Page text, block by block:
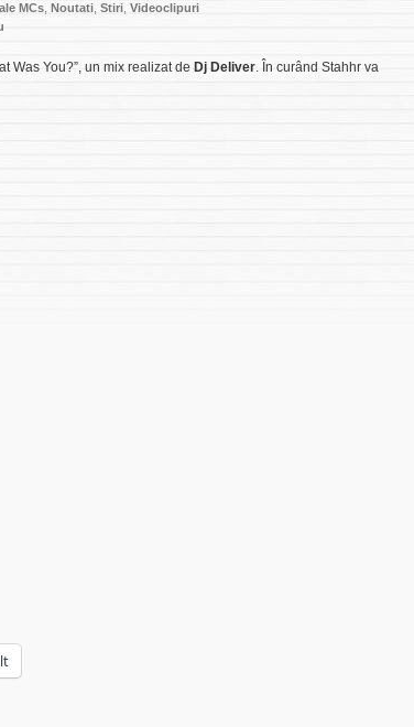
MCs Noutati Stiri Videoclipuri
Was You?”, un mix realizat de Dj Deliver. În curând Stahhr va